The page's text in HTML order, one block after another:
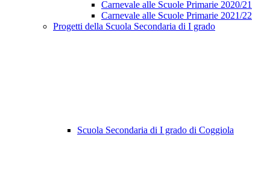
Carnevale alle Scuole Primarie 2020/21
Carnevale alle Scuole Primarie 2021/22
Progetti della Scuola Secondaria di I grado
Scuola Secondaria di I grado di Coggiola